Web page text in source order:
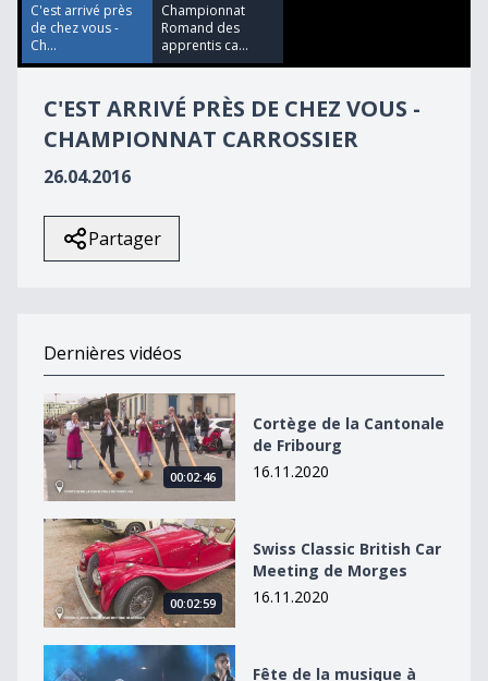
12
seconds
C'est arrivé près
de chez vous -
Ch...
Championnat
Romand des
apprentis ca...
C'EST ARRIVÉ PRÈS DE CHEZ VOUS -
CHAMPIONNAT CARROSSIER
26.04.2016
Partager
Dernières vidéos
Cortège de la Cantonale de Fribourg
00:02:46
Cortège de la Cantonale
de Fribourg
16.11.2020
Swiss Classic British Car Meeting de Morges
00:02:59
Swiss Classic British Car
Meeting de Morges
16.11.2020
Fête de la musique à Lausanne
Fête de la musique à